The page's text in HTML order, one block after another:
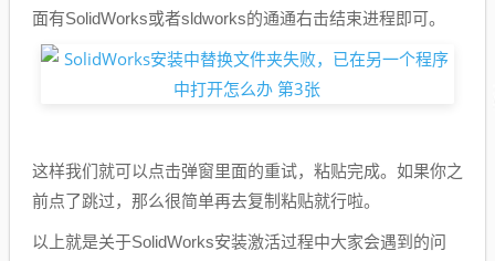
面有SolidWorks或者sldworks的通通右击结束进程即可。
这样我们就可以点击弹窗里面的重试，粘贴完成。如果你之
前点了跳过，那么很简单再去复制粘贴就行啦。
以上就是关于SolidWorks安装激活过程中大家会遇到的问